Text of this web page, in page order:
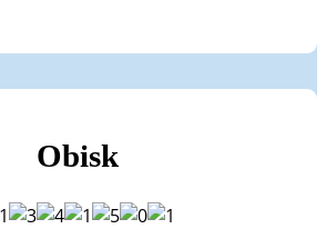
Obisk